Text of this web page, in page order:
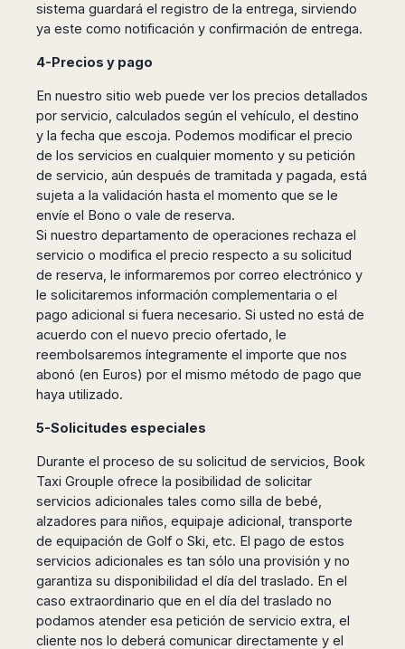
sistema guardará el registro de la entrega, sirviendo
ya este como notificación y confirmación de entrega.
4-Precios y pago
En nuestro sitio web puede ver los precios detallados
por servicio, calculados según el vehículo, el destino
y la fecha que escoja. Podemos modificar el precio
de los servicios en cualquier momento y su petición
de servicio, aún después de tramitada y pagada, está
sujeta a la validación hasta el momento que se le
envíe el Bono o vale de reserva.
Si nuestro departamento de operaciones rechaza el
servicio o modifica el precio respecto a su solicitud
de reserva, le informaremos por correo electrónico y
le solicitaremos información complementaria o el
pago adicional si fuera necesario. Si usted no está de
acuerdo con el nuevo precio ofertado, le
reembolsaremos íntegramente el importe que nos
abonó (en Euros) por el mismo método de pago que
haya utilizado.
5-Solicitudes especiales
Durante el proceso de su solicitud de servicios, Book
Taxi Grouple ofrece la posibilidad de solicitar
servicios adicionales tales como silla de bebé,
alzadores para niños, equipaje adicional, transporte
de equipación de Golf o Ski, etc. El pago de estos
servicios adicionales es tan sólo una provisión y no
garantiza su disponibilidad el día del traslado. En el
caso extraordinario que en el día del traslado no
podamos atender esa petición de servicio extra, el
cliente nos lo deberá comunicar directamente y el